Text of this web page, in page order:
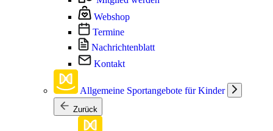
Webshop
Termine
Nachrichtenblatt
Kontakt
Allgemeine Sportangebote für Kinder
Zurück